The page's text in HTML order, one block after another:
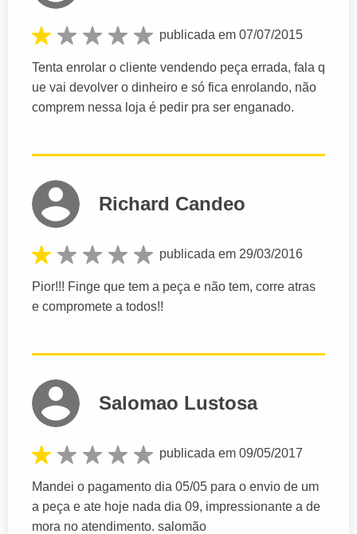
publicada em 07/07/2015
Tenta enrolar o cliente vendendo peça errada, fala q
ue vai devolver o dinheiro e só fica enrolando, não
comprem nessa loja é pedir pra ser enganado.
Richard Candeo
publicada em 29/03/2016
Pior!!! Finge que tem a peça e não tem, corre atras
e compromete a todos!!
Salomao Lustosa
publicada em 09/05/2017
Mandei o pagamento dia 05/05 para o envio de um
a peça e ate hoje nada dia 09, impressionante a de
mora no atendimento. salomão